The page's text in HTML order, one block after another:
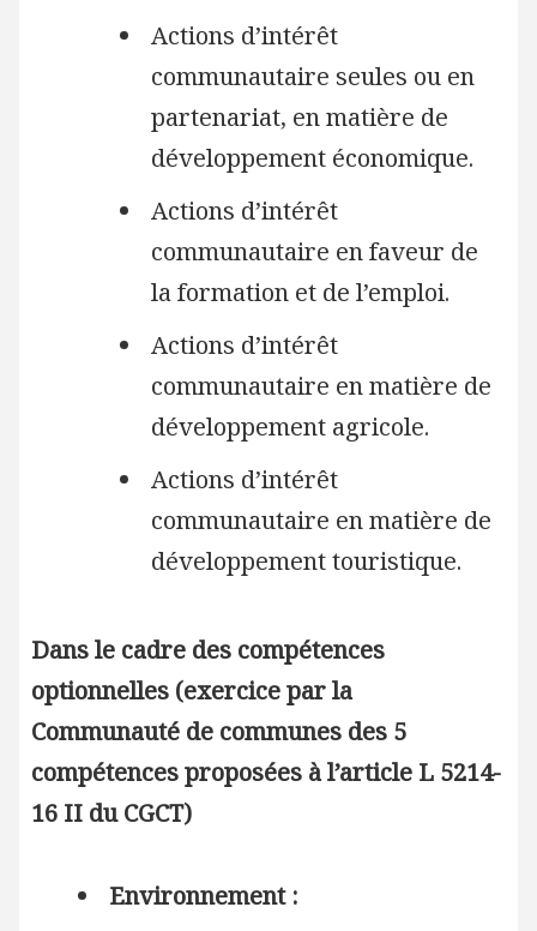
Actions d’intérêt
communautaire seules ou en
partenariat, en matière de
développement économique.
Actions d’intérêt
communautaire en faveur de
la formation et de l’emploi.
Actions d’intérêt
communautaire en matière de
développement agricole.
Actions d’intérêt
communautaire en matière de
développement touristique.
Dans le cadre des compétences
optionnelles (exercice par la
Communauté de communes des 5
compétences proposées à l’article L 5214-
16 II du CGCT)
Environnement :